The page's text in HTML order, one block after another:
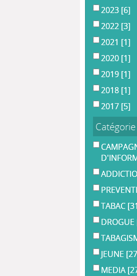
2023 [6]
2022 [3]
2021 [1]
2020 [1]
2019 [1]
2018 [1]
2017 [5]
Catégorie
TABAC
DROGUE
JEUNE
MEDIA